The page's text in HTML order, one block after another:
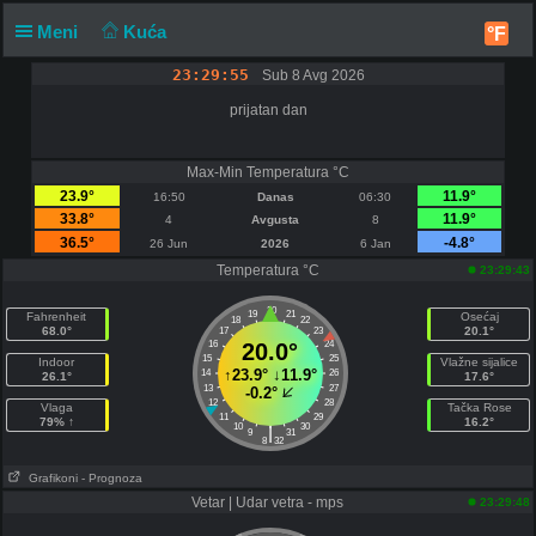
Meni Kuća °F
23:29:55 Sub 8 Avg 2026
prijatan dan
Max-Min Temperatura °C
23.9°
16:50 Danas 06:30
11.9°
33.8°
4 Avgusta 8
11.9°
36.5°
26 Jun 2026 6 Jan
-4.8°
Temperatura °C
23:29:43
Fahrenheit
68.0°
Indoor
26.1°
Vlaga
79% ↑
20
19 21
18
22
17
23
16
24
15
25
14
26
13
27
12
28
11
29
10
30
9 31
|
8 32
20.0°
↑23.9°↓11.9°
-0.2°
Osećaj
20.1°
Vlažne sijalice
17.6°
Tačka Rose
16.2°
Grafikoni - Prognoza
Vetar | Udar vetra - mps 23:29:48